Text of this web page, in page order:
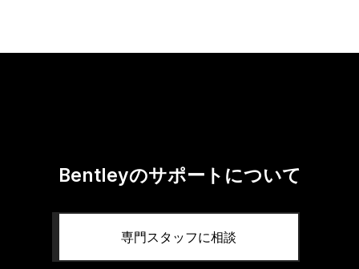
Bentleyのサポートについて
専門スタッフに相談